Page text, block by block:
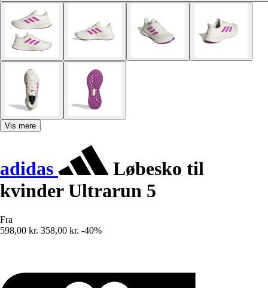
Vis mere
adidas
Løbesko til
kvinder Ultrarun 5
Fra
598,00 kr. 358,00 kr. -40%